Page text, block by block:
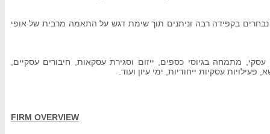
בקפידה רבה וניתנים תוך שימת דגש על התאמה מרבית של אופי
עסקי, מתמחה בגיוסי כספים, ייזום וסגירת עסקאות, חיבורים עסקיים,
פעילויות עסקיות ייחודיות, ימי עיון ועוד.
FIRM OVERVIEW